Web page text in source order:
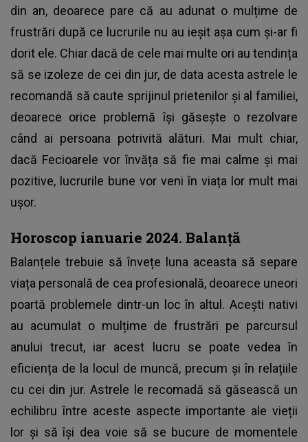
din an, deoarece pare că au adunat o mulțime de
frustrări după ce lucrurile nu au ieșit așa cum și-ar fi
dorit ele. Chiar dacă de cele mai multe ori au tendința
să se izoleze de cei din jur, de data acesta astrele le
recomandă să caute sprijinul prietenilor și al familiei,
deoarece orice problemă își găsește o rezolvare
când ai persoana potrivită alături. Mai mult chiar,
dacă Fecioarele vor învăța să fie mai calme și mai
pozitive, lucrurile bune vor veni în viața lor mult mai
ușor.
Horoscop ianuarie 2024. Balanță
Balanțele trebuie să învețe luna aceasta să separe
viața personală de cea profesională, deoarece uneori
poartă problemele dintr-un loc în altul. Acești nativi
au acumulat o mulțime de frustrări pe parcursul
anului trecut, iar acest lucru se poate vedea în
eficiența de la locul de muncă, precum și în relațiile
cu cei din jur. Astrele le recomadă să găsească un
echilibru între aceste aspecte importante ale vieții
lor și să își dea voie să se bucure de momentele